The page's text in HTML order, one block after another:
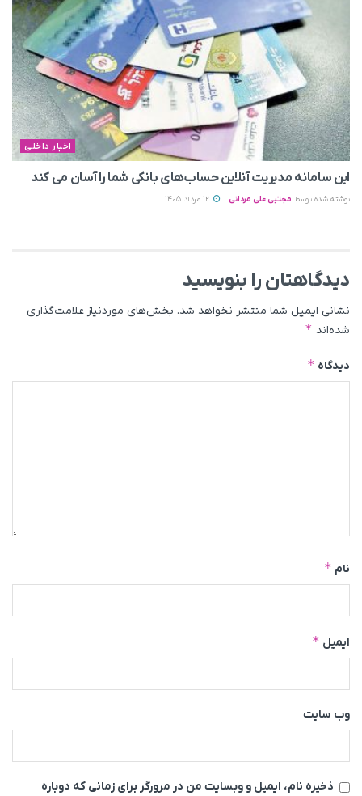
اخبار داخلی
این سامانه مدیریت آنلاین حساب‌های بانکی شما را آسان می کند
نوشته شده توسط مجتبی علی مردانی
دیدگاهتان را بنویسید
نشانی ایمیل شما منتشر نخواهد شد. بخش‌های موردنیاز علامت‌گذاری
شده‌اند *
دیدگاه *
نام *
ایمیل *
وب‌ سایت
ذخیره نام، ایمیل و وبسایت من در مرورگر برای زمانی که دوباره